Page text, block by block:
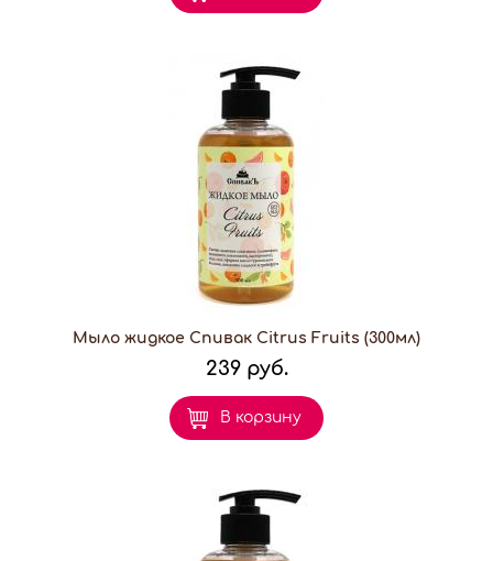
Мыло жидкое Спивак Citrus Fruits (300мл)
239 руб.
В корзину